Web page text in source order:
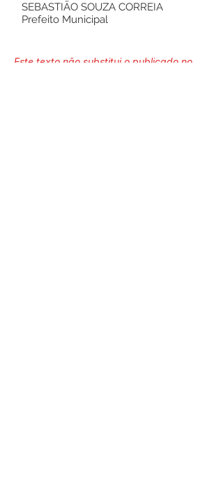
SEBASTIÃO SOUZA CORREIA
Prefeito Municipal
Este texto não substitui o publicado no